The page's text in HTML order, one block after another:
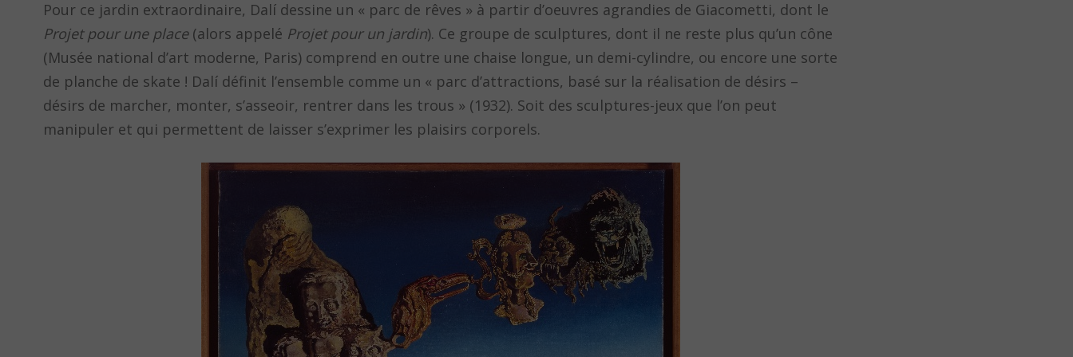
Pour ce jardin extraordinaire, Dalí dessine un « parc de rêves » à partir d’oeuvres agrandies de Giacometti, dont le
Projet pour une place(alors appelé Projet pour un jardin). Ce groupe de sculptures, dont il ne reste plus qu’un cône
(Musée national d’art moderne, Paris) comprend en outre une chaise longue, un demi-cylindre, ou encore une sorte
de planche de skate ! Dalí définit l’ensemble comme un « parc d’attractions, basé sur la réalisation de désirs –
désirs de marcher, monter, s’asseoir, rentrer dans les trous » (1932). Soit des sculptures-jeux que l’on peut
manipuler et qui permettent de laisser s’exprimer les plaisirs corporels.